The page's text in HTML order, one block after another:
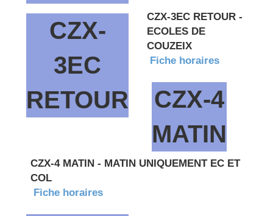
CZX-
3EC
RETOUR
CZX-3EC RETOUR -
ECOLES DE
COUZEIX
Fiche horaires
CZX-4
MATIN
CZX-4 MATIN - MATIN UNIQUEMENT EC ET
COL
Fiche horaires